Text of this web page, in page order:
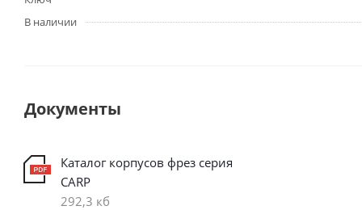
В наличии
Документы
Каталог корпусов фрез серия
CARP
292,3 кб